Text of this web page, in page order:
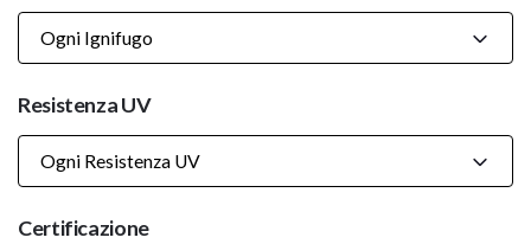
Ogni Ignifugo
Resistenza UV
Ogni Resistenza UV
Certificazione